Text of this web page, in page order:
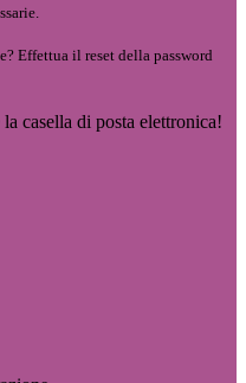
Effettua il reset della password
casella di posta elettronica!